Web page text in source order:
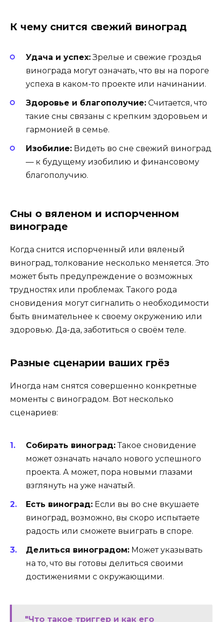
К чему снится свежий виноград
Удача и успех:Зрелые и свежие гроздья
винограда могут означать, что вы на пороге
успеха в каком-то проекте или начинании.
Здоровье и благополучие: Считается, что
такие сны связаны с крепким здоровьем и
гармонией в семье.
Изобилие: Видеть во сне свежий виноград
— к будущему изобилию и финансовому
благополучию.
Сны о вяленом и испорченном
винограде
Когда снится испорченный или вяленый
виноград, толкование несколько меняется. Это
может быть предупреждение о возможных
трудностях или проблемах. Такого рода
сновидения могут сигналить о необходимости
быть внимательнее к своему окружению или
здоровью. Да-да, заботиться о своём теле.
Разные сценарии ваших грёз
Иногда нам снятся совершенно конкретные
моменты с виноградом. Вот несколько
сценариев:
Собирать виноград:Такое сновидение
может означать начало нового успешного
проекта. А может, пора новыми глазами
взглянуть на уже начатый.
Есть виноград: Если вы во сне вкушаете
виноград, возможно, вы скоро испытаете
радость или сможете выиграть в споре.
Делиться виноградом: Может указывать
на то, что вы готовы делиться своими
достижениями с окружающими.
"Что такое триггер и как его